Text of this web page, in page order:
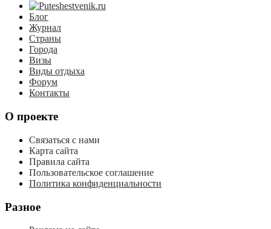
Блог
Журнал
Страны
Города
Визы
Виды отдыха
Форум
Контакты
О проекте
Связаться с нами
Карта сайта
Правила сайта
Пользовательское соглашение
Политика конфиденциальности
Разное